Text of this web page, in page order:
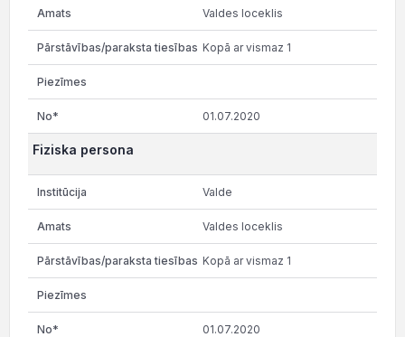
Valdes loceklis
Kopā ar vismaz 1
01.07.2020
Fiziska persona
Valde
Valdes loceklis
Kopā ar vismaz 1
01.07.2020